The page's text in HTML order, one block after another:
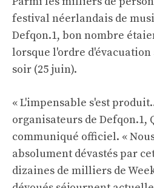
festival néerlandais de
Defqon.1, bon nombre
lorsque l'ordre d'évacuation
soir (25 juin).
« L'impensable s'est
organisateurs de Defqon.1,
communiqué officiel. «
absolument dévastés par
dizaines de milliers de